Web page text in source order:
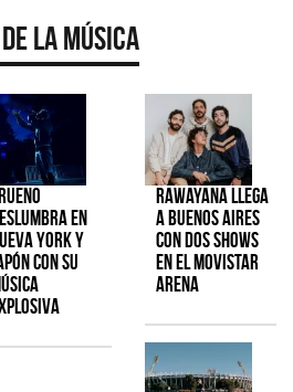
la Música
en
York y
con su
Rawayana llega
a Buenos Aires
con dos shows
en el Movistar
Arena